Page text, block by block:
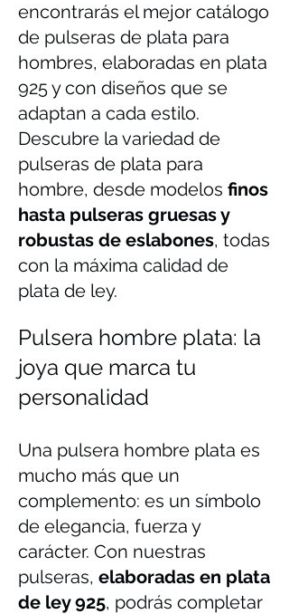
encontrarás el mejor catálogo
de pulseras de plata para
hombres, elaboradas en plata
925 y con diseños que se
adaptan a cada estilo.
Descubre la variedad de
pulseras de plata para
hombre, desde modelos finos
hasta pulseras gruesas y
robustas de eslabones, todas
con la máxima calidad de
plata de ley.
Pulsera hombre plata: la
joya que marca tu
personalidad
Una pulsera hombre plata es
mucho más que un
complemento: es un símbolo
de elegancia, fuerza y
carácter. Con nuestras
pulseras, elaboradas en plata
de ley 925, podrás completar